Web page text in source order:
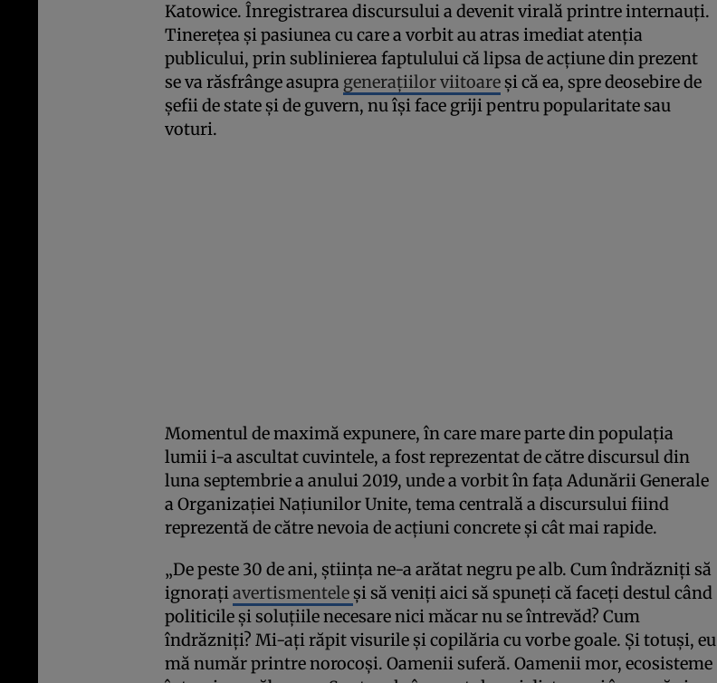
Katowice. Înregistrarea discursului a devenit virală printre internauţi.
Tinereţea şi pasiunea cu care a vorbit au atras imediat atenţia
publicului, prin sublinierea faptulului că lipsa de acţiune din prezent
se va răsfrânge asupra generaţiilor viitoareşi că ea, spre deosebire de
şefii de state şi de guvern, nu îşi face griji pentru popularitate sau
voturi.
Momentul de maximă expunere, în care mare parte din populaţia
lumii i-a ascultat cuvintele, a fost reprezentat de către discursul din
luna septembrie a anului 2019, unde a vorbit în faţa Adunării Generale
a Organizaţiei Naţiunilor Unite, tema centrală a discursului fiind
reprezentă de către nevoia de acţiuni concrete şi cât mai rapide.
„De peste 30 de ani, ştiinţa ne-a arătat negru pe alb. Cum îndrăzniţi să
ignoraţiavertismenteleşi să veniţi aici să spuneţi că faceţi destul când
politicile şi soluţiile necesare nici măcar nu se întrevăd? Cum
îndrăzniţi? Mi-aţi răpit visurile şi copilăria cu vorbe goale. Şi totuşi, eu
mă număr printre norocoşi. Oamenii suferă. Oamenii mor, ecosisteme